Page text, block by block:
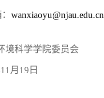
wanxiaoyu@njau.edu.cn
院委员会
日